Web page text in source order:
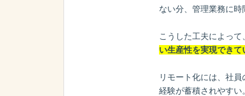
ない分、管理業務に時
こうした工夫によっ
い生産性を実現できて
リモート化には、社
経験が蓄積されやす